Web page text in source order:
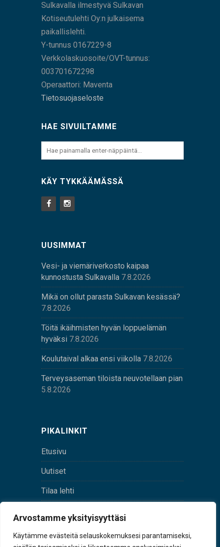
Arvostamme yksityisyyttäsi
Käytämme evästeitä selauskokemuksesi parantamiseksi,
Sulkavalla ilmestyvä Sulkavan
Kotiseutulehti Oy:n julkaisema
paikallislehti.
Y-tunnus 0167229-8
Verkkolaskuosoite/OVT-tunnus:
003701672298
Operaattori: Maventa
Tietosuojaseloste
HAE SIVUILTAMME
KÄY TYKKÄÄMÄSSÄ
UUSIMMAT
Vesi- ja viemäriverkosto kaipaa
kunnostusta Sulkavalla 7.8.2026
Mikä on ollut parasta Sulkavan kesässä?
7.8.2026
Töitä ikäihmisten hyvän loppuelämän
hyväksi 7.8.2026
Koulutaival alkaa ensi viikolla 7.8.2026
Terveysaseman tiloista neuvotellaan pian
5.8.2026
PIKALINKIT
Etusivu
Uutiset
Tilaa lehti